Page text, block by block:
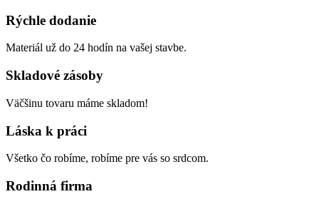
Rýchle dodanie
Materiál už do 24 hodín na vašej stavbe.
Skladové zásoby
Väčšinu tovaru máme skladom!
Láska k práci
Všetko čo robíme, robíme pre vás so srdcom.
Rodinná firma